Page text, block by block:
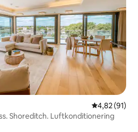
4,82 av 5 i
4,82 (91)
Shoreditch. Luftkonditionering